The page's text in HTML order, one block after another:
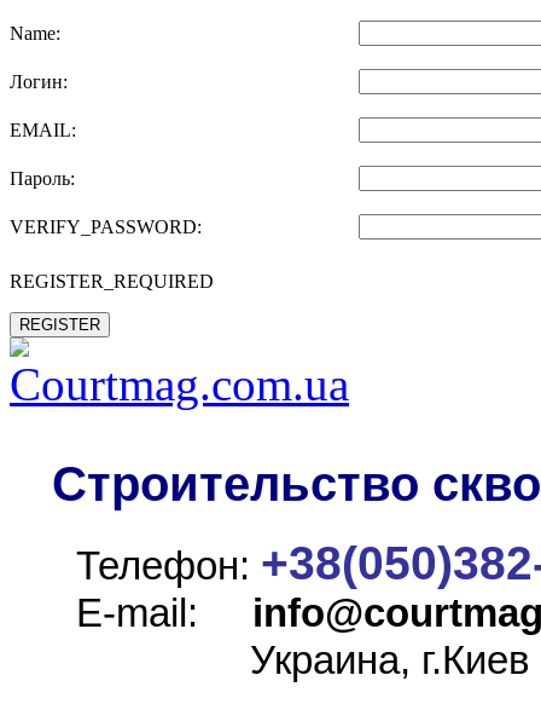
Name:
Логин:
EMAIL:
Пароль:
VERIFY_PASSWORD:
REGISTER_REQUIRED
REGISTER
Строительство
Телефон:
E-mail: info@
Украина, г.Киев